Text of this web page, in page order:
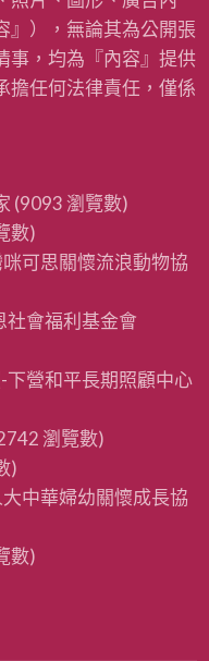
』），無論其為公開張
事，均為『內容』提供
擔任何法律責任，僅係
(9093 瀏覽數)
數)
可思關懷流浪動物協
社會福利基金會
下營和平長期照顧中心
瀏覽數)
)
中華婦幼關懷成長協
數)